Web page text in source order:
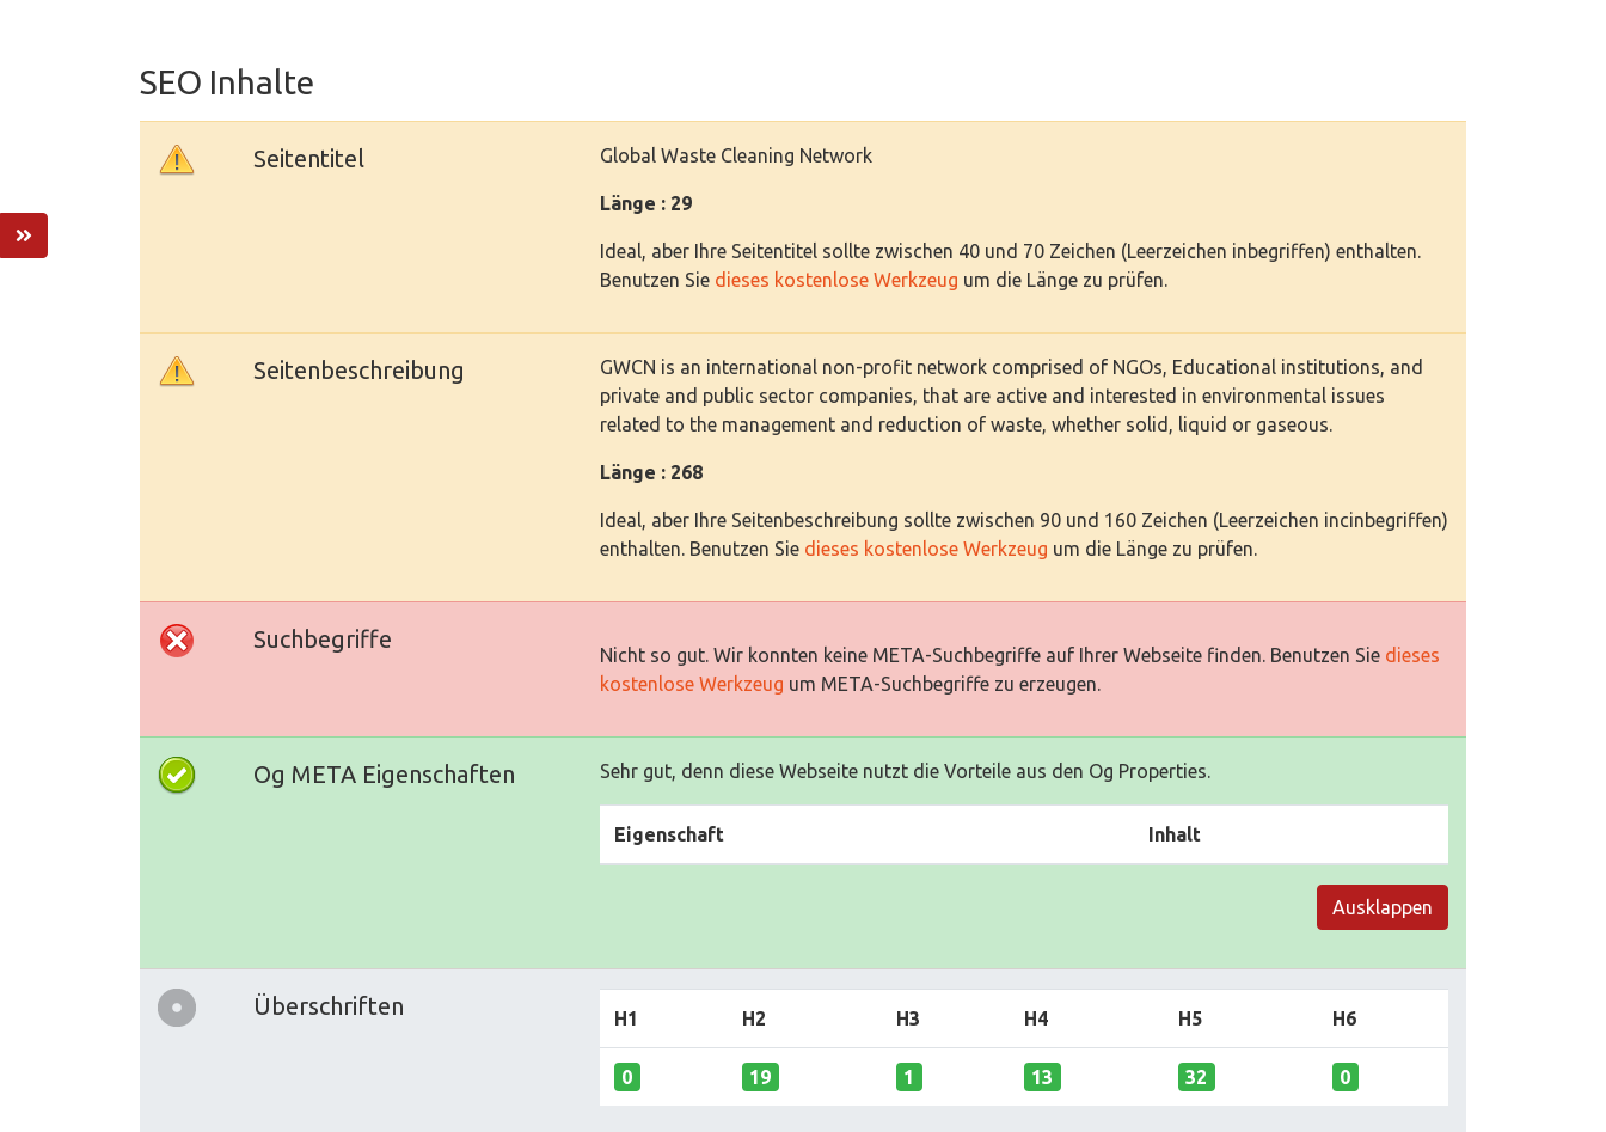
SEO Inhalte
Seitentitel Global Waste Cleaning Network
Länge : 29
Ideal, aber Ihre Seitentitel sollte zwischen 40 und 70 Zeichen (Leerzeichen inbegriffen) enthalten.
Benutzen Sie dieses kostenlose Werkzeug um die Länge zu prüfen.
Seitenbeschreibung
GWCN is an international non-profit network comprised of NGOs, Educational institutions, and
private and public sector companies, that are active and interested in environmental issues
related to the management and reduction of waste, whether solid, liquid or gaseous.
Länge : 268
Ideal, aber Ihre Seitenbeschreibung sollte zwischen 90 und 160 Zeichen (Leerzeichen incinbegriffen)
enthalten. Benutzen Sie dieses kostenlose Werkzeug um die Länge zu prüfen.
Suchbegriffe
Nicht so gut. Wir konnten keine META-Suchbegriffe auf Ihrer Webseite finden. Benutzen Sie dieses
kostenlose Werkzeug um META-Suchbegriffe zu erzeugen.
Og META Eigenschaften Sehr gut, denn diese Webseite nutzt die Vorteile aus den Og Properties.
Eigenschaft Inhalt
Ausklappen
Überschriften H1 H2 H3 H4 H5 H6
0 19 1 13 32 0